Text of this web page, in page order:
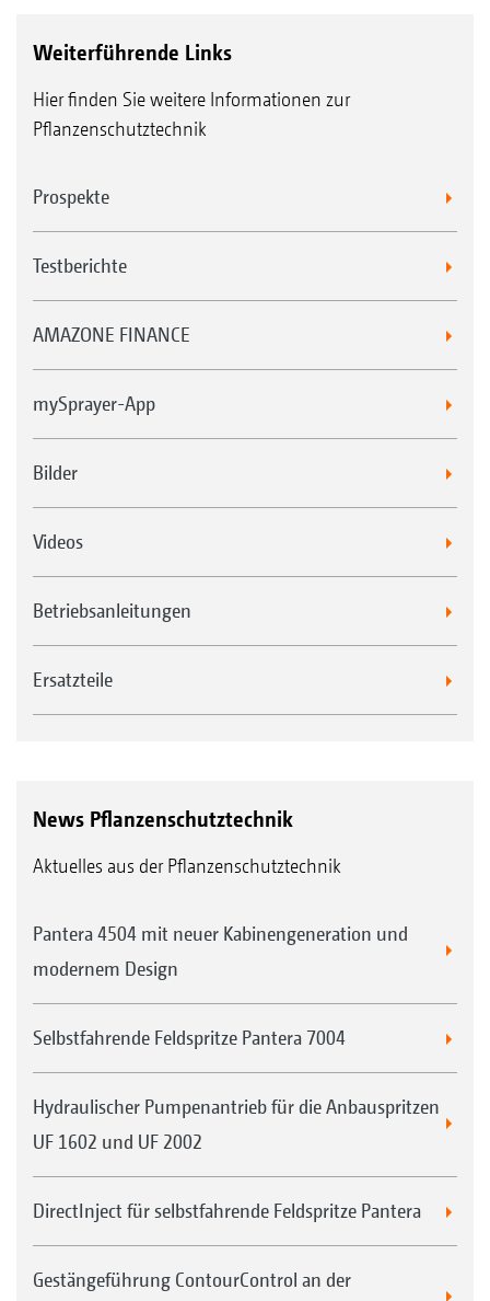
Weiterführende Links
Hier finden Sie weitere Informationen zur
Pflanzenschutztechnik
Prospekte
Testberichte
AMAZONE FINANCE
mySprayer-App
Bilder
Videos
Betriebsanleitungen
Ersatzteile
News Pflanzenschutztechnik
Aktuelles aus der Pflanzenschutztechnik
Pantera 4504 mit neuer Kabinengeneration und
modernem Design
Selbstfahrende Feldspritze Pantera 7004
Hydraulischer Pumpenantrieb für die Anbauspritzen
UF 1602 und UF 2002
DirectInject für selbstfahrende Feldspritze Pantera
Gestängeführung ContourControl an der